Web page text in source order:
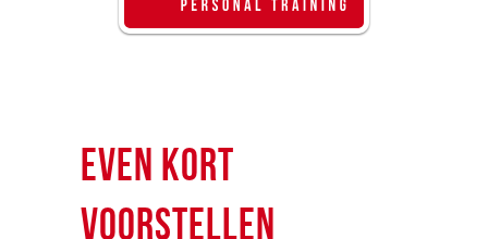
EVEN KORT
VOORSTELLEN